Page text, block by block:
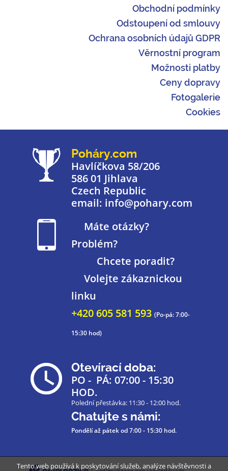
Obchodní podmínky
Odstoupení od smlouvy
Ochrana osobních údajů GDPR
Věrnostní program
Možnosti platby
Ceny dopravy
Fotogalerie
Cookies
Poháry.com
Havlíčkova 58/206
586 01 Jihlava
Czech Republic
email: info@pohary.com
Máte otázky?
Problém?
Chcete poradit?
Volejte zákaznickou
linku
+420 605 581 593 (Po-pá: 7:00-
15:30 hod)
Otevírací doba:
PO - PÁ: 07:00 - 15:30
HOD.
Polední přestávka: 11:30 - 12:00 hod.
Chatujte s námi:
Pondělí až pátekod 7:00 - 15:30 hod.
Tento web používá k poskytování služeb, analýze návštěvnosti a